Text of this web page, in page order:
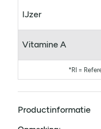
IJzer
Vitamine A
*RI =
Productinformatie